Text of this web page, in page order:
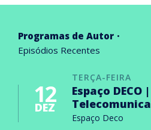
Programas de Autor
Episódios Recentes
TERÇA-FEIRA
12
DEZ
Espaço
Espaço Deco